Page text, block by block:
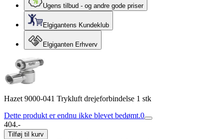
Ugens tilbud - og andre gode priser
Elgigantens Kundeklub
Elgiganten Erhverv
Hazet 9000-041 Trykluft drejeforbindelse 1 stk
Dette produkt er endnu ikke blevet bedømt.0
404.-
Tilføj til kurv